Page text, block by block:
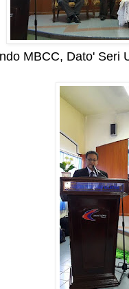
MBCC, Dato' Seri